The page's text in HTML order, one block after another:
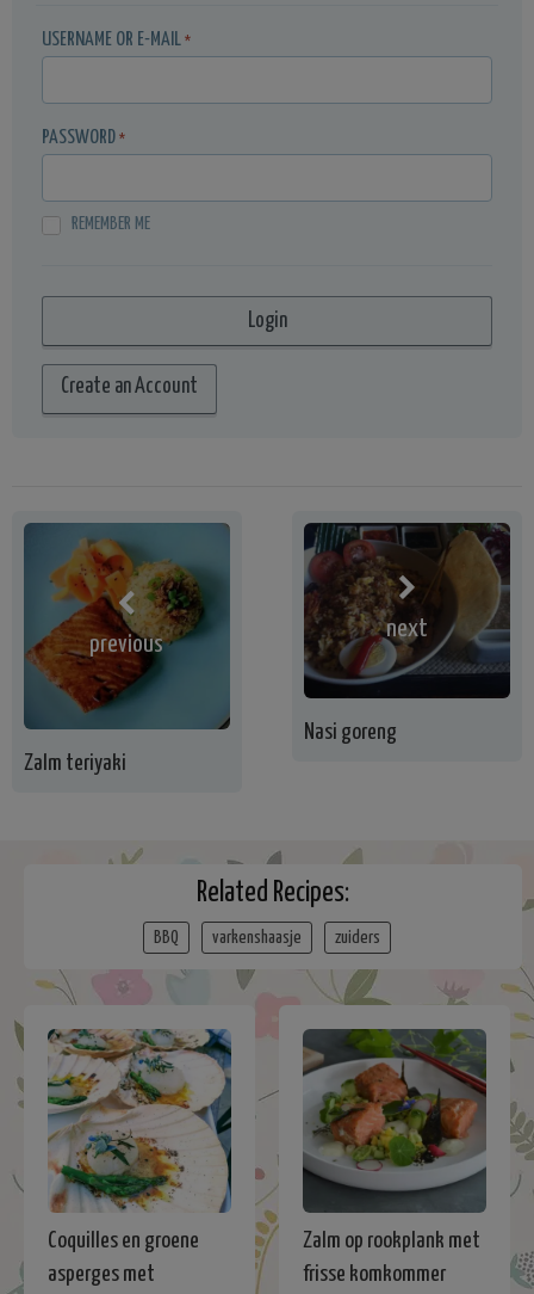
USERNAME OR E-MAIL *
PASSWORD *
REMEMBER ME
Create an Account
previous
Zalm teriyaki
next
Nasi goreng
Related Recipes:
BBQ varkenshaasje zuiders
Coquilles en groene
asperges met
Zalm op rookplank met
frisse komkommer